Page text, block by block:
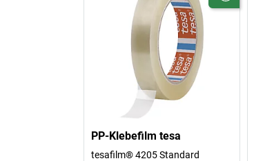
PP-Klebefilm tesa
tesafilm® 4205 Standard